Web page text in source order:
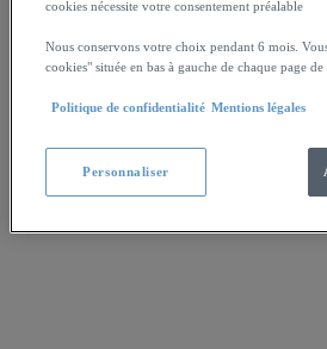
cookies nécessite votre consentement préalable
Nous conservons votre choix pendant 6 mois.
cookies" située en bas à gauche de chaque page de
Politique de confidentialité Mentions légales
Personnaliser